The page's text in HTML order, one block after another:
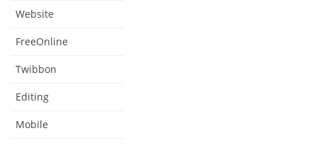
Website
FreeOnline
Twibbon
Editing
Mobile